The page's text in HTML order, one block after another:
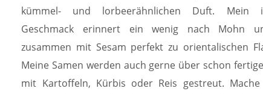
kümmel- und lorbeerähnlichen Duft. Mein
Geschmack erinnert ein wenig nach Mohn
zusammen mit Sesam perfekt zu orientalischen
Meine Samen werden auch gerne über schon
mit Kartoffeln, Kürbis oder Reis gestreut.